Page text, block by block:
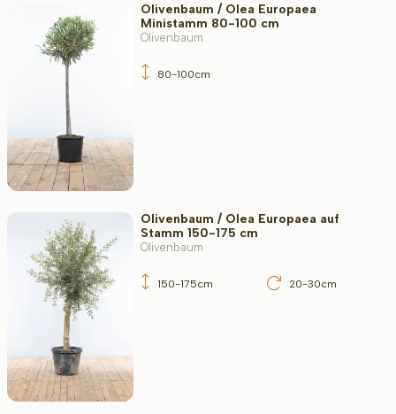
Olivenbaum / Olea Europaea
Ministamm 80-100 cm
Olivenbaum
80-100cm
Olivenbaum / Olea Europaea auf
Stamm 150-175 cm
Olivenbaum
150-175cm 20-30cm